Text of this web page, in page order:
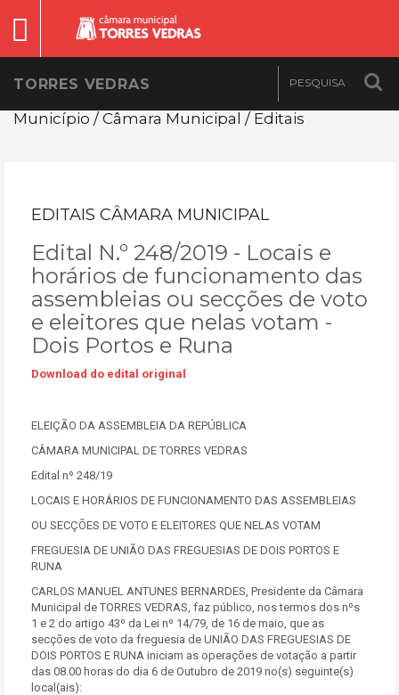
TORRES VEDRAS
Município / Câmara Municipal / Editais
EDITAIS CÂMARA MUNICIPAL
Edital N.º 248/2019 - Locais e
horários de funcionamento das
assembleias ou secções de voto
e eleitores que nelas votam -
Dois Portos e Runa
Download do edital original
ELEIÇÃO DA ASSEMBLEIA DA REPÚBLICA
CÂMARA MUNICIPAL DE TORRES VEDRAS
Edital nº 248/19
LOCAIS E HORÁRIOS DE FUNCIONAMENTO DAS ASSEMBLEIAS
OU SECÇÕES DE VOTO E ELEITORES QUE NELAS VOTAM
FREGUESIA DE UNIÃO DAS FREGUESIAS DE DOIS PORTOS E
RUNA
CARLOS MANUEL ANTUNES BERNARDES, Presidente da Câmara
Municipal de TORRES VEDRAS, faz público, nos termos dos nºs
1 e 2 do artigo 43º da Lei nº 14/79, de 16 de maio, que as
secções de voto da freguesia de UNIÃO DAS FREGUESIAS DE
DOIS PORTOS E RUNA iniciam as operações de votação a partir
das 08.00 horas do dia 6 de Outubro de 2019 no(s) seguinte(s)
local(ais):